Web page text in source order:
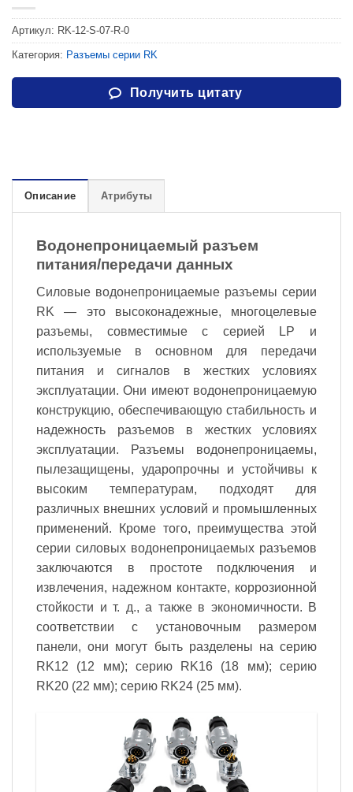
Артикул: RK-12-S-07-R-0
Категория: Разъемы серии RK
Получить цитату
Описание Атрибуты
Водонепроницаемый разъем
питания/передачи данных
Силовые водонепроницаемые разъемы серии
RK — это высоконадежные, многоцелевые
разъемы, совместимые с серией LP и
используемые в основном для передачи
питания и сигналов в жестких условиях
эксплуатации. Они имеют водонепроницаемую
конструкцию, обеспечивающую стабильность и
надежность разъемов в жестких условиях
эксплуатации. Разъемы водонепроницаемы,
пылезащищены, ударопрочны и устойчивы к
высоким температурам, подходят для
различных внешних условий и промышленных
применений. Кроме того, преимущества этой
серии силовых водонепроницаемых разъемов
заключаются в простоте подключения и
извлечения, надежном контакте, коррозионной
стойкости и т. д., а также в экономичности. В
соответствии с установочным размером
панели, они могут быть разделены на серию
RK12 (12 мм); серию RK16 (18 мм); серию
RK20 (22 мм); серию RK24 (25 мм).